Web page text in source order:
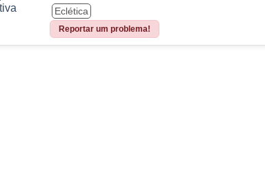
Eclética
Reportar um problema!